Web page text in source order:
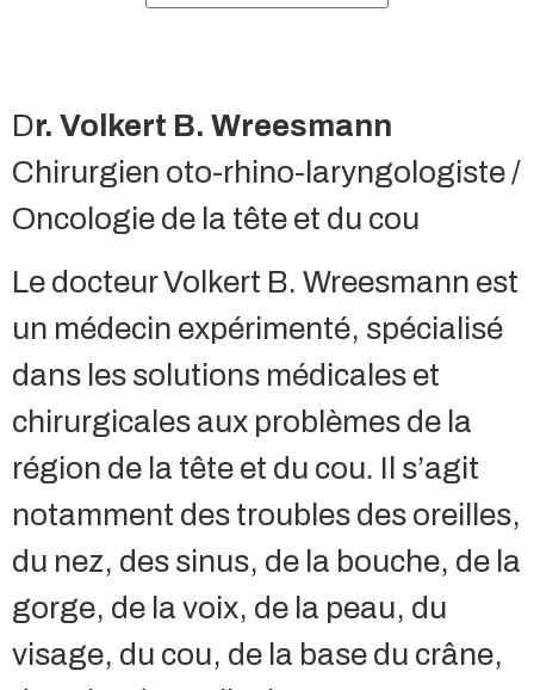
Dr. Volkert B. Wreesmann
Chirurgien oto-rhino-laryngologiste /
Oncologie de la tête et du cou
Le docteur Volkert B. Wreesmann est
un médecin expérimenté, spécialisé
dans les solutions médicales et
chirurgicales aux problèmes de la
région de la tête et du cou. Il s’agit
notamment des troubles des oreilles,
du nez, des sinus, de la bouche, de la
gorge, de la voix, de la peau, du
visage, du cou, de la base du crâne,